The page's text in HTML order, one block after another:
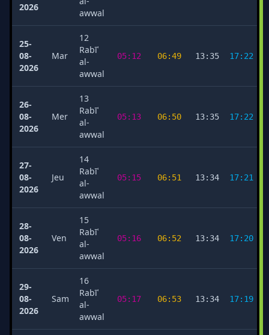
2026
awwal
25-
08-
2026
Mar
12
Rabīʿ
al-
awwal
05:12 06:49 13:35 17:22
26-
08-
2026
Mer
13
Rabīʿ
al-
awwal
05:13 06:50 13:35 17:22
27-
08-
2026
Jeu
14
Rabīʿ
al-
awwal
05:15 06:51 13:34 17:21
28-
08-
2026
Ven
15
Rabīʿ
al-
awwal
05:16 06:52 13:34 17:20
29-
08-
2026
Sam
16
Rabīʿ
al-
awwal
05:17 06:53 13:34 17:19